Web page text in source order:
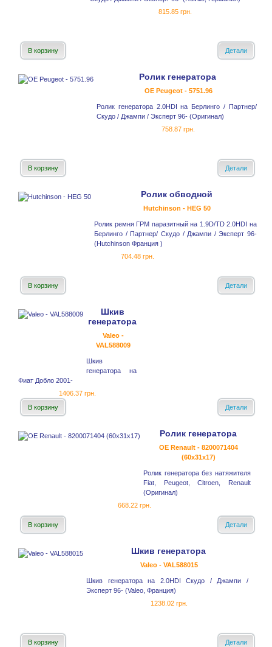
815.85 грн.
В корзину Детали
Ролик генератора
OE Peugeot - 5751.96
Ролик генератора 2.0HDI на Берлинго / Партнер/
Скудо / Джампи / Эксперт 96- (Оригинал)
758.87 грн.
В корзину Детали
Ролик обводной
Hutchinson - HEG 50
Ролик ремня ГРМ паразитный на 1.9D/TD 2.0HDI на
Берлинго / Партнер/ Скудо / Джампи / Эксперт 96-
(Hutchinson Франция )
704.48 грн.
В корзину Детали
Шкив
генератора
Valeo -
VAL588009
Шкив
генератора на
Фиат Добло 2001-
1406.37 грн.
В корзину
Детали
Ролик генератора
OE Renault - 8200071404
(60x31x17)
Ролик генератора без натяжителя
Fiat, Peugeot, Citroen, Renault
(Оригинал)
668.22 грн.
В корзину Детали
Шкив генератора
Valeo - VAL588015
Шкив генератора на 2.0HDI Скудо / Джампи /
Эксперт 96- (Valeo, Франция)
1238.02 грн.
В корзину Детали